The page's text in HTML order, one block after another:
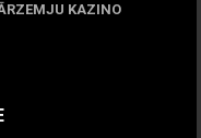
KAZINO